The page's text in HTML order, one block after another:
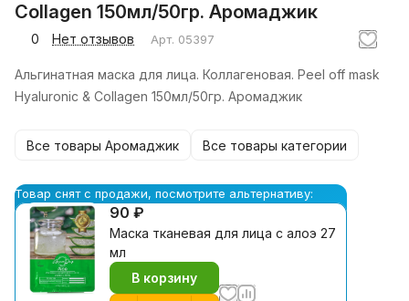
Collagen 150мл/50гр. Аромаджик
0 Нет отзывов Арт. 05397
Альгинатная маска для лица. Коллагеновая. Peel off mask
Hyaluronic & Collagen 150мл/50гр. Аромаджик
Все товары Аромаджик Все товары категории
Товар снят с продажи, посмотрите альтернативу:
90 ₽
Маска тканевая для лица с алоэ 27
мл
В корзину